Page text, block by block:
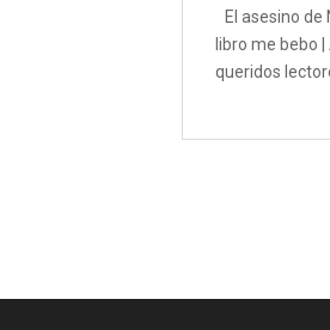
El asesino
libro me bebo
queridos